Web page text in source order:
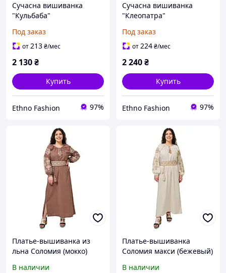
Сучасна вишиванка
"Кульбаба"
Под заказ
от213₴/мес
2 130₴
Купить
Ethno Fashion 97%
Сучасна вишиванка
"Клеопатра"
Под заказ
от224₴/мес
2 240₴
Купить
Ethno Fashion 97%
Платье-вышиванка из
льна Соломия (мокко)
В наличии
Платье-вышиванка
Соломия макси (бежевый)
В наличии